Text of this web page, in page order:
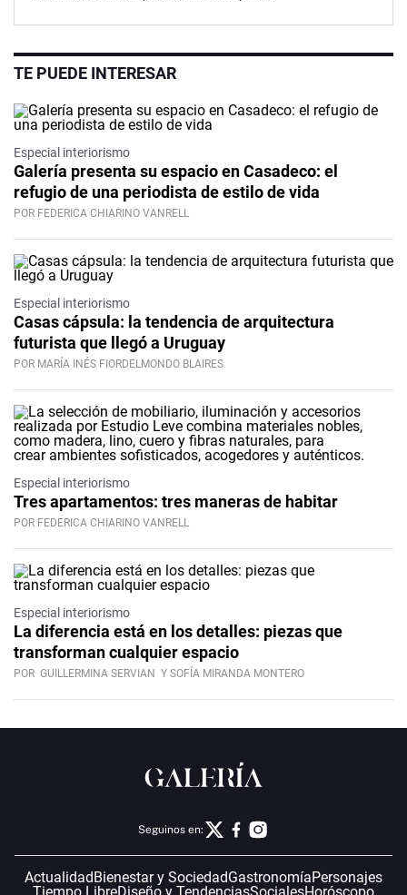
TE PUEDE INTERESAR
Especial interiorismo
Galería presenta su espacio en Casadeco: el
refugio de una periodista de estilo de vida
POR FEDERICA CHIARINO VANRELL
Especial interiorismo
Casas cápsula: la tendencia de arquitectura
futurista que llegó a Uruguay
POR MARÍA INÉS FIORDELMONDO BLAIRES
Especial interiorismo
Tres apartamentos: tres maneras de habitar
POR FEDERICA CHIARINO VANRELL
Especial interiorismo
La diferencia está en los detalles: piezas que
transforman cualquier espacio
POR GUILLERMINA SERVIAN Y SOFÍA MIRANDA MONTERO
Seguinos en:
Actualidad Bienestar y SociedadGastronomíaPersonajes